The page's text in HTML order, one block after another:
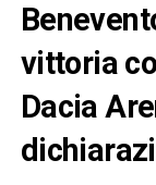
vittoria
Dacia